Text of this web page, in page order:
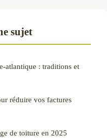
sujet
atlantique : traditions et
réduire vos factures
de toiture en 2025